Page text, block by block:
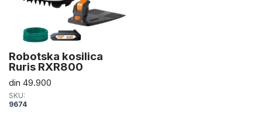
Robotska kosilica
Ruris RXR800
din 49.900
SKU:
9674